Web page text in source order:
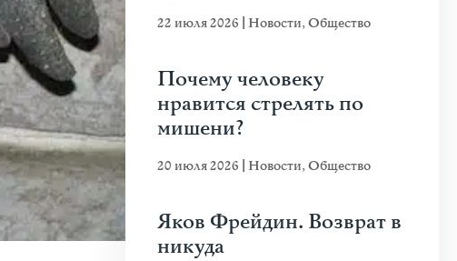
22 июля 2026 Новости,Общество
Почему человеку
нравится стрелять по
мишени?
20 июля 2026 Новости,Общество
Яков Фрейдин. Возврат в
никуда